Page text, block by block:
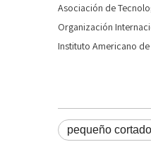
Asociación de
Organización
Instituto Americano
pequeño